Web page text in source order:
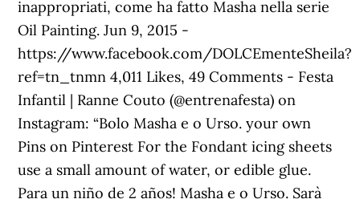
inappropriati, come ha fatto Masha nella serie
Oil Painting. Jun 9, 2015 -
https://www.facebook.com/DOLCEmenteSheila?
ref=tn_tnmn 4,011 Likes, 49 Comments - Festa
Infantil | Ranne Couto (@entrenafesta) on
Instagram: “Bolo Masha e o Urso. your own
Pins on Pinterest For the Fondant icing sheets
use a small amount of water, or edible glue.
Para un niño de 2 años! Masha e o Urso. Sarà